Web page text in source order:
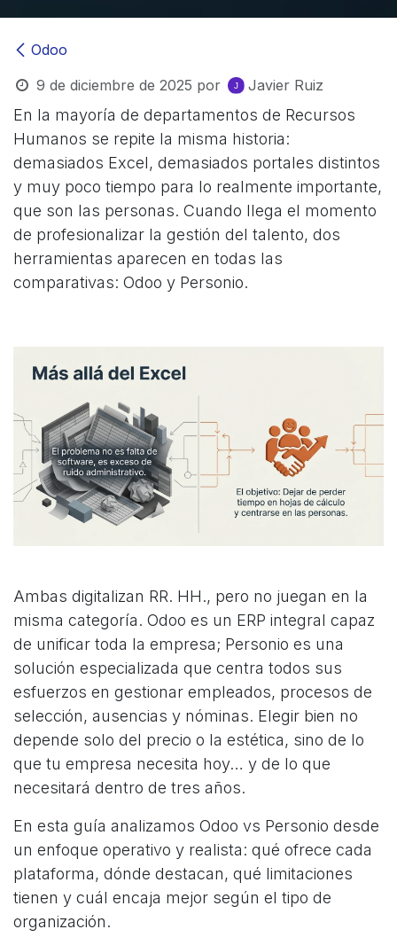
Odoo
9 de diciembre de 2025 por Javier Ruiz
En la mayoría de departamentos de Recursos
Humanos se repite la misma historia:
demasiados Excel, demasiados portales distintos
y muy poco tiempo para lo realmente importante,
que son las personas. Cuando llega el momento
de profesionalizar la gestión del talento, dos
herramientas aparecen en todas las
comparativas: Odoo y Personio.
Ambas digitalizan RR. HH., pero no juegan en la
misma categoría. Odoo es un ERP integral capaz
de unificar toda la empresa; Personio es una
solución especializada que centra todos sus
esfuerzos en gestionar empleados, procesos de
selección, ausencias y nóminas. Elegir bien no
depende solo del precio o la estética, sino de lo
que tu empresa necesita hoy… y de lo que
necesitará dentro de tres años.
En esta guía analizamos Odoo vs Personio desde
un enfoque operativo y realista: qué ofrece cada
plataforma, dónde destacan, qué limitaciones
tienen y cuál encaja mejor según el tipo de
organización.